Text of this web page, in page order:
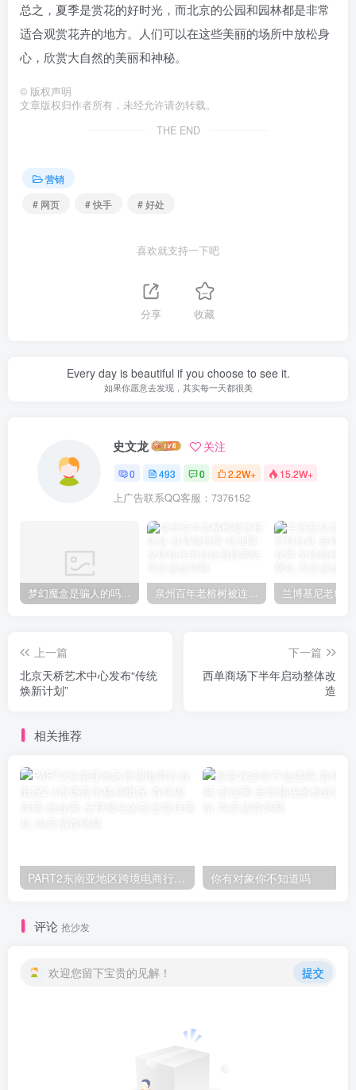
总之，夏季是赏花的好时光，而北京的公园和园林都是非常
适合观赏花卉的地方。人们可以在这些美丽的场所中放松身
心，欣赏大自然的美丽和神秘。
© 版权声明
文章版权归作者所有，未经允许请勿转载。
THE END
营销
# 网页
# 快手 # 好处
喜欢就支持一下吧
分享 收藏
Every day is beautiful if you choose to see it.
如果你愿意去发现，其实每一天都很美
史文龙 关注
0 493 0 2.2W+ 15.2W+
上广告联系QQ客服：7376152
梦幻魔盒是骗人的吗【梦幻魔盒干嘛的】 泉州百年老榕树被连根拔起
上一篇
北京天桥艺术中心发布“传统
焕新计划”
下一篇
西单商场下半年启动整体改
造
相关推荐
PART2东南亚地区跨境电商行业概况2.4市场竞争格局概况 你有对象你不知道吗
评论 抢沙发
欢迎您留下宝贵的见解！ 提交